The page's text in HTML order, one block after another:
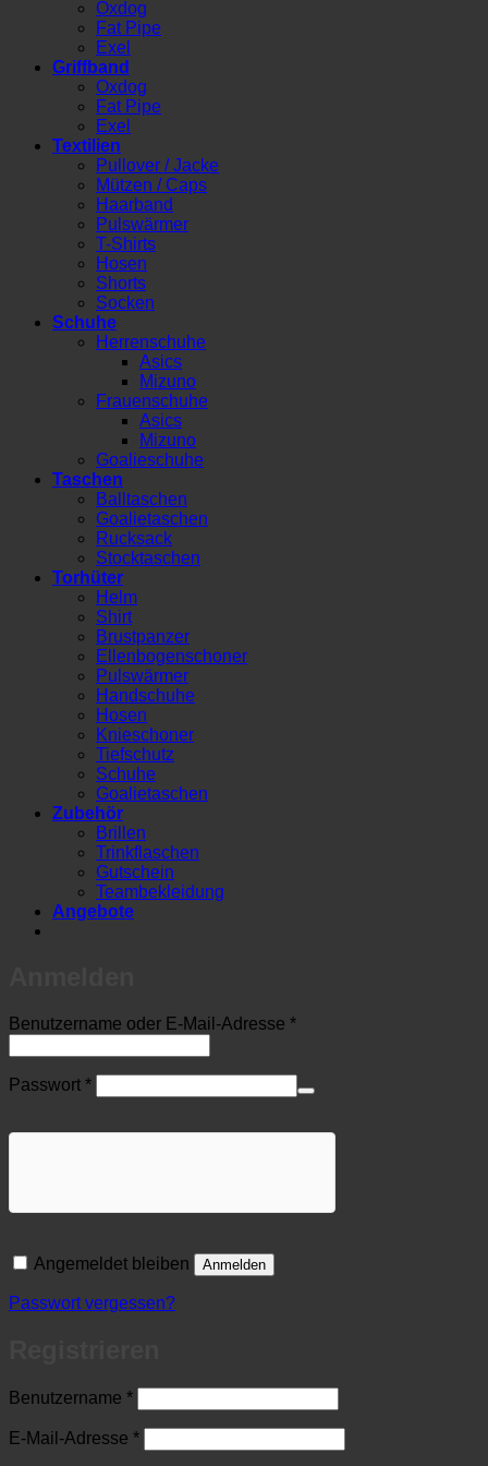
Oxdog
Fat Pipe
Exel
Griffband
Oxdog
Fat Pipe
Exel
Textilien
Pullover / Jacke
Mützen / Caps
Haarband
Pulswärmer
T-Shirts
Hosen
Shorts
Socken
Schuhe
Herrenschuhe
Asics
Mizuno
Frauenschuhe
Asics
Mizuno
Goalieschuhe
Taschen
Balltaschen
Goalietaschen
Rucksack
Stocktaschen
Torhüter
Helm
Shirt
Brustpanzer
Ellenbogenschoner
Pulswärmer
Handschuhe
Hosen
Knieschoner
Tiefschutz
Schuhe
Goalietaschen
Zubehör
Brillen
Trinkflaschen
Gutschein
Teambekleidung
Angebote
Benutzername oder E-Mail-Adresse *Erforderlich
Passwort *Erforderlich
Angemeldet bleiben Anmelden
Passwort vergessen?
Benutzername *Erforderlich
E-Mail-Adresse *Erforderlich